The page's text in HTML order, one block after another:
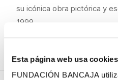
Esta página web usa cookies
FUNDACIÓN BANCAJA
su icónica obra pictórica y
1999.